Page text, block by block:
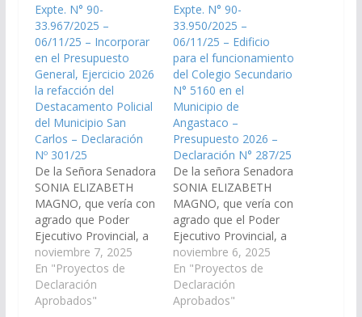
Expte. N° 90-
33.967/2025 –
06/11/25 – Incorporar
en el Presupuesto
General, Ejercicio 2026
la refacción del
Destacamento Policial
del Municipio San
Carlos – Declaración
Nº 301/25
De la Señora Senadora
SONIA ELIZABETH
MAGNO, que vería con
agrado que Poder
Ejecutivo Provincial, a
través de los
Ministerios de
Seguridad y Justicia y
de Infraestructura de la
noviembre 7, 2025
En "Proyectos de
Declaración
Aprobados"
Expte. N° 90-
33.950/2025 –
06/11/25 – Edificio
para el funcionamiento
del Colegio Secundario
N° 5160 en el
Municipio de
Angastaco –
Presupuesto 2026 –
Declaración N° 287/25
De la señora Senadora
SONIA ELIZABETH
MAGNO, que vería con
agrado que el Poder
Ejecutivo Provincial, a
través del Ministerio de
Educación, Cultura,
Ciencia y Tecnología,
de Infraestructura y
noviembre 6, 2025
En "Proyectos de
Declaración
Aprobados"